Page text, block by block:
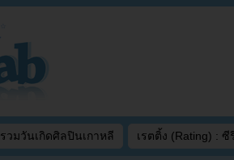
รวมวันเกิดศิลปินเกาหลี เรตติ้ง (Rating) : ซี